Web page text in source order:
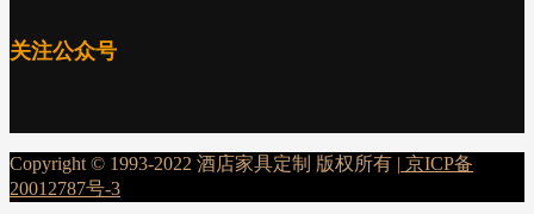
关注公众号
Copyright © 1993-2022 酒店家具定制 版权所有 | 京ICP备
20012787号-3